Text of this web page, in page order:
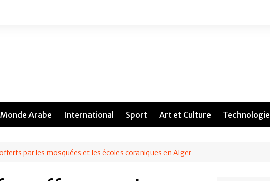
Monde Arabe International Sport Art et Culture Technologie
par les mosquées et les écoles coraniques en Alger